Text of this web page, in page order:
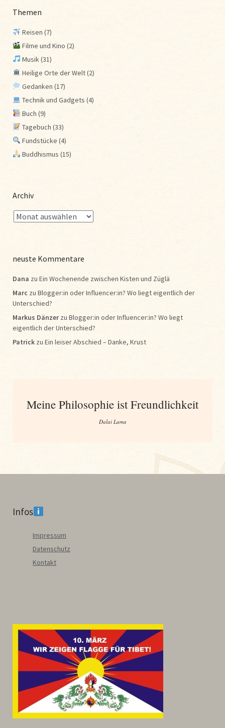
Themen
Reisen (7)
Filme und Kino (2)
Musik(31)
Heilige Orte der Welt(2)
Gedanken (17)
Technik und Gadgets (4)
Buch (9)
Tagebuch (33)
Fundstücke (4)
Buddhismus (15)
Archiv
neuste Kommentare
Dana zu Ein Wochenende zwischen Kisten und Züglä
Marc zu Blogger:in oder Influencer:in? Wo liegt eigentlich der
Unterschied?
Markus Dänzerzu Blogger:in oder Influencer:in? Wo liegt
eigentlich der Unterschied?
Patrick zu Ein leiser Abschied – Danke, Krust
Meine Philosophie ist Freundlichkeit
Dalai Lama
Infos
Impressum
Datenschutz
Kontakt